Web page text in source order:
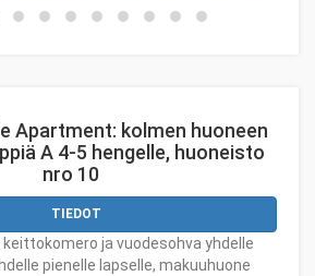
Apartment: kolmen huoneen
A 4-5 hengelle, huoneisto
nro 10
TIEDOT
keittokomero ja vuodesohva yhdelle
pienelle lapselle, makuuhuone